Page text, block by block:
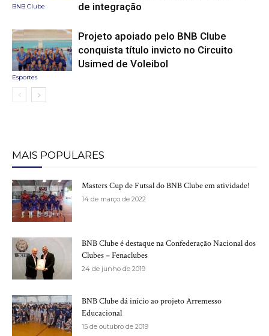
BNB Clube
de integração
Esportes
Projeto apoiado pelo BNB Clube
conquista título invicto no Circuito
Usimed de Voleibol
MAIS POPULARES
Masters Cup de Futsal do BNB Clube em atividade!
14 de março de 2022
BNB Clube é destaque na Confederação Nacional dos
Clubes – Fenaclubes
24 de junho de 2019
BNB Clube dá início ao projeto Arremesso
Educacional
15 de outubro de 2019